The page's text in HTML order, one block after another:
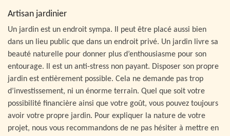
Artisan jardinier
Un jardin est un endroit sympa. Il peut être placé aussi bien
dans un lieu public que dans un endroit privé. Un jardin livre sa
beauté naturelle pour donner plus d’enthousiasme pour son
entourage. Il est un anti-stress non payant. Disposer son propre
jardin est entièrement possible. Cela ne demande pas trop
d’investissement, ni un énorme terrain. Quel que soit votre
possibilité financière ainsi que votre goût, vous pouvez toujours
avoir votre propre jardin. Pour expliquer la nature de votre
projet, nous vous recommandons de ne pas hésiter à mettre en